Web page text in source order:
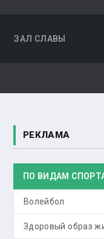
ЗАЛ СЛАВЫ
РЕКЛАМА
ПО ВИДАМ
Волейбол
Здоровый образ